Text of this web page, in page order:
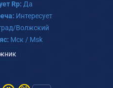
Rp: Да
Интересует
Волжский
Мск / Msk